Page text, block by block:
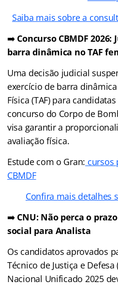
Saiba mais sobre a
➡️ Concurso CBMDF 2026:
barra dinâmica no TAF
Uma decisão judicial
exercício de barra
Física (TAF) para
concurso do Corpo de
visa garantir a
avaliação física.
Estude com o Gran: cursos
CBMDF
Confira mais detalhes
➡️ CNU: Não perca o
social para Analista
Os candidatos aprovados
Técnico de Justiça e Defesa
Nacional Unificado 2025